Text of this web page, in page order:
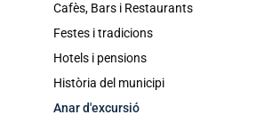
Cafès, Bars i Restaurants
Festes i tradicions
Hotels i pensions
Història del municipi
Anar d'excursió